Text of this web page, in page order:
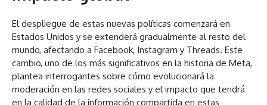
El despliegue de estas nuevas políticas comenzará en
Estados Unidos y se extenderá gradualmente al resto del
mundo, afectando a Facebook, Instagram y Threads. Este
cambio, uno de los más significativos en la historia de Meta,
plantea interrogantes sobre cómo evolucionará la
moderación en las redes sociales y el impacto que tendrá
en la calidad de la información compartida en estas